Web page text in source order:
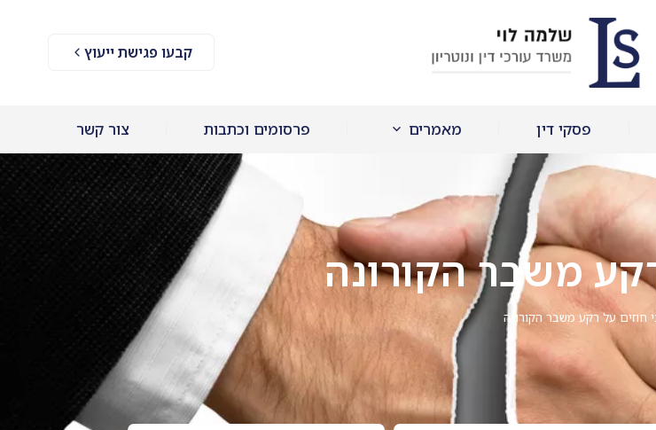
קבעו פגישת ייעוץ
פסקי דין מאמרים פרסומים וכתבות צור קשר
משבר הקורונה
חוזים על רקע משבר הקורונה